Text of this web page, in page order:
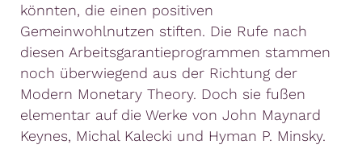
könnten, die einen positiven
Gemeinwohlnutzen stiften. Die Rufe nach
diesen Arbeitsgarantieprogrammen stammen
noch überwiegend aus der Richtung der
Modern Monetary Theory. Doch sie fußen
elementar auf die Werke von John Maynard
Keynes, Michal Kalecki und Hyman P. Minsky.